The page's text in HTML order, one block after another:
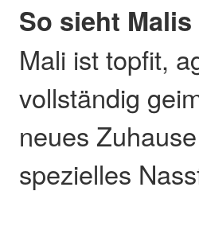
So sieht
Mali ist topfit,
vollständig
neues
spezielles